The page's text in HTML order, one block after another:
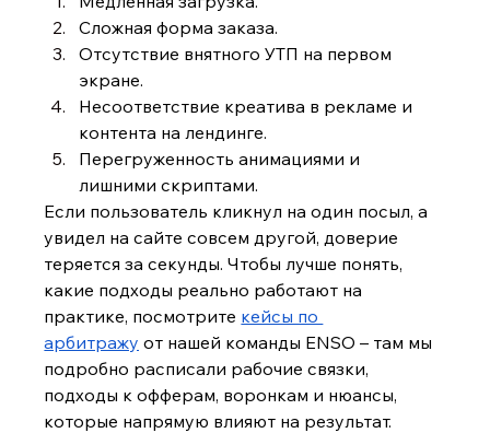
Сложная форма заказа.
Отсутствие внятного УТП на первом
экране.
Несоответствие креатива в рекламе и
контента на лендинге.
Перегруженность анимациями и
лишними скриптами.
Если пользователь кликнул на один посыл, а
увидел на сайте совсем другой, доверие
теряется за секунды. Чтобы лучше понять,
какие подходы реально работают на
практике, посмотрите кейсы по
арбитражу от нашей команды ENSO – там мы
подробно расписали рабочие связки,
подходы к офферам, воронкам и нюансы,
которые напрямую влияют на результат.